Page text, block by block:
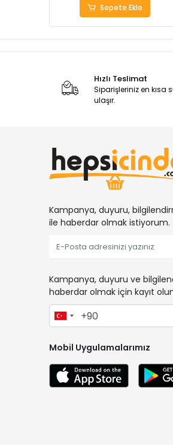
Sepete Ekle
Hızlı Teslimat
Siparişleriniz en kısa
ulaşır.
Kampanya, duyuru,
ile haberdar olmak istiyorum.
Kampanya, duyuru ve
haberdar olmak için kayıt
Mobil Uygulamalarımız